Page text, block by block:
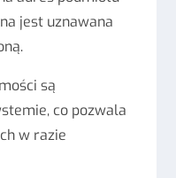
jest uznawana
są
co pozwala
w razie